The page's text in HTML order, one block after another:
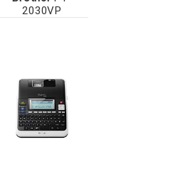
2030VP